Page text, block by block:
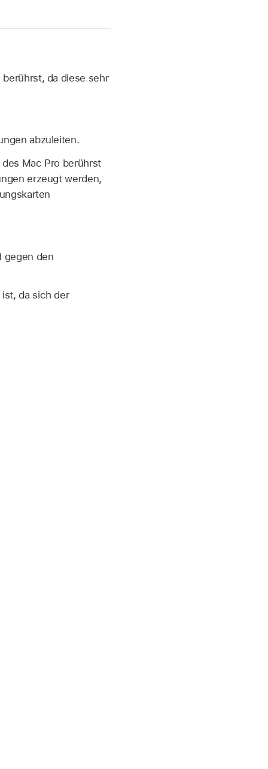
da diese sehr
abzuleiten.
Mac Pro berührst
erzeugt werden,
gegen den
da sich der